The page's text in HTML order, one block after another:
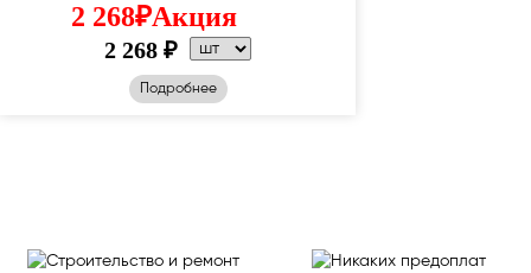
2 268₽Акция
2 268 ₽
Подробнее